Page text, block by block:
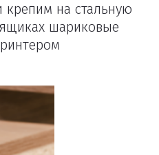
крепим на стальную
шариковые